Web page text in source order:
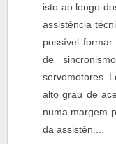
isto ao longo
assistência
possível
de
servomotores
alto grau de
numa margem
da assistên....